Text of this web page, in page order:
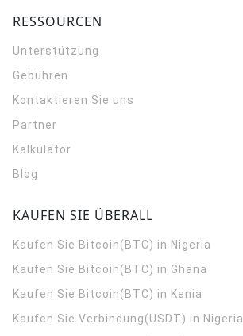
RESSOURCEN
Unterstützung
Gebühren
Kontaktieren Sie uns
Partner
Kalkulator
Blog
KAUFEN SIE ÜBERALL
Kaufen Sie Bitcoin(BTC) in Nigeria
Kaufen Sie Bitcoin(BTC) in Ghana
Kaufen Sie Bitcoin(BTC) in Kenia
Kaufen Sie Verbindung(USDT) in Nigeria